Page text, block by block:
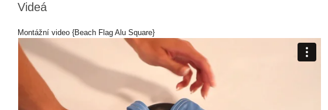
Videá
Montážní video {Beach Flag Alu Square}